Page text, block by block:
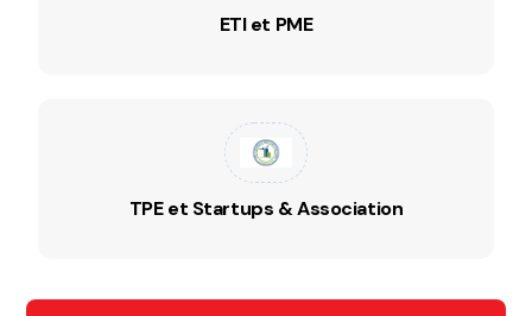
ETI et PME
TPE et Startups & Association